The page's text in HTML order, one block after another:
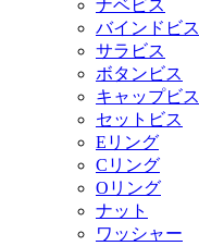
ナベビス
バインドビス
サラビス
ボタンビス
キャップビス
セットビス
Eリング
Cリング
Oリング
ナット
ワッシャー